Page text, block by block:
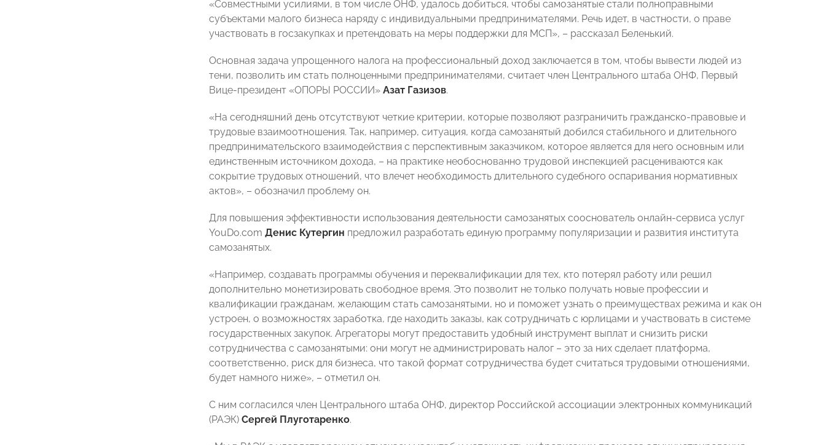
«Совместными усилиями, в том числе ОНФ, удалось добиться, чтобы самозанятые стали полноправными
субъектами малого бизнеса наряду с индивидуальными предпринимателями. Речь идет, в частности, о праве
участвовать в госзакупках и претендовать на меры поддержки для МСП», – рассказал Беленький.
Основная задача упрощенного налога на профессиональный доход заключается в том, чтобы вывести людей из
тени, позволить им стать полноценными предпринимателями, считает член Центрального штаба ОНФ, Первый
Вице-президент «ОПОРЫ РОССИИ» Азат Газизов.
«На сегодняшний день отсутствуют четкие критерии, которые позволяют разграничить гражданско-правовые и
трудовые взаимоотношения. Так, например, ситуация, когда самозанятый добился стабильного и длительного
предпринимательского взаимодействия с перспективным заказчиком, которое является для него основным или
единственным источником дохода, – на практике необоснованно трудовой инспекцией расцениваются как
сокрытие трудовых отношений, что влечет необходимость длительного судебного оспаривания нормативных
актов», – обозначил проблему он.
Для повышения эффективности использования деятельности самозанятых сооснователь онлайн-сервиса услуг
YouDo.com Денис Кутергин предложил разработать единую программу популяризации и развития института
самозанятых.
«Например, создавать программы обучения и переквалификации для тех, кто потерял работу или решил
дополнительно монетизировать свободное время. Это позволит не только получать новые профессии и
квалификации гражданам, желающим стать самозанятыми, но и поможет узнать о преимуществах режима и как он
устроен, о возможностях заработка, где находить заказы, как сотрудничать с юрлицами и участвовать в системе
государственных закупок. Агрегаторы могут предоставить удобный инструмент выплат и снизить риски
сотрудничества с самозанятыми: они могут не администрировать налог – это за них сделает платформа,
соответственно, риск для бизнеса, что такой формат сотрудничества будет считаться трудовыми отношениями,
будет намного ниже», – отметил он.
С ним согласился член Центрального штаба ОНФ, директор Российской ассоциации электронных коммуникаций
(РАЭК) Сергей Плуготаренко.